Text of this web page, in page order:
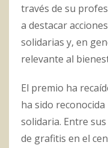
través de su
a destacar
solidarias y, en
relevante al
El premio ha
ha sido
solidaria. Entre
de grafitis en el